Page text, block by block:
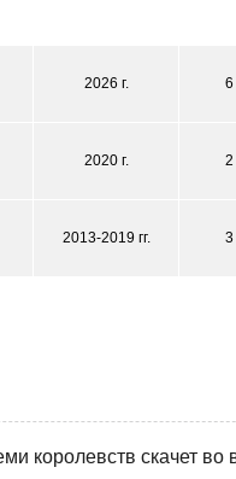
2026 г. 6
2020 г. 2
2013-2019 гг. 3
королевств скачет во